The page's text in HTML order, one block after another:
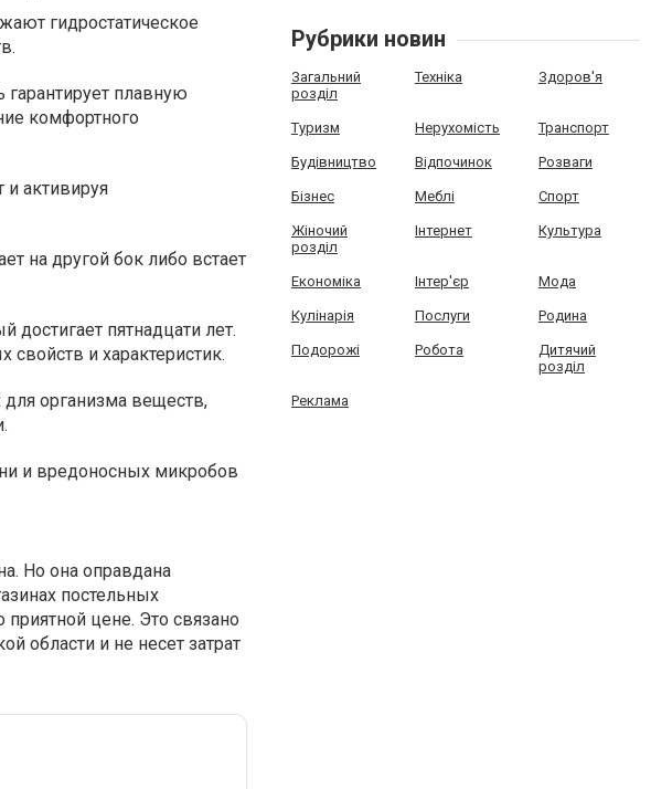
гидростатическое
плавную
комфортного
активируя
на другой бок либо встает
пятнадцати лет.
и характеристик.
организма веществ,
и вредоносных микробов
Но она оправдана
постельных
цене. Это связано
области и не несет затрат
Рубрики новин
Загальний
розділ
Техніка Здоров'я
Туризм Нерухомість Транспорт
Будівництво Відпочинок Розваги
Бізнес Меблі Спорт
Жіночий
розділ
Інтернет Культура
Економіка Інтер'єр Мода
Кулінарія Послуги Родина
Подорожі Робота
Дитячий
розділ
Реклама